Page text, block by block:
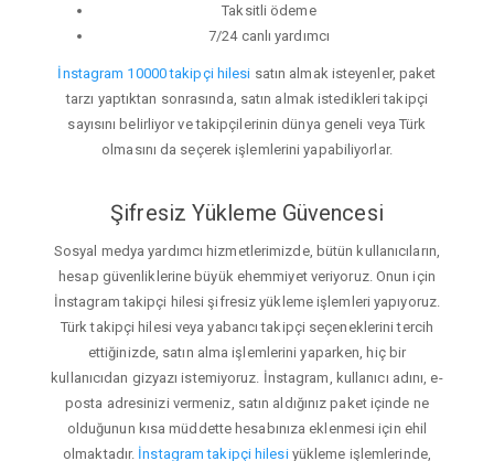
Taksitli ödeme
7/24 canlı yardımcı
İnstagram 10000 takipçi hilesi satın almak isteyenler, paket
tarzı yaptıktan sonrasında, satın almak istedikleri takipçi
sayısını belirliyor ve takipçilerinin dünya geneli veya Türk
olmasını da seçerek işlemlerini yapabiliyorlar.
Şifresiz Yükleme Güvencesi
Sosyal medya yardımcı hizmetlerimizde, bütün kullanıcıların,
hesap güvenliklerine büyük ehemmiyet veriyoruz. Onun için
İnstagram takipçi hilesi şifresiz yükleme işlemleri yapıyoruz.
Türk takipçi hilesi veya yabancı takipçi seçeneklerini tercih
ettiğinizde, satın alma işlemlerini yaparken, hiç bir
kullanıcıdan gizyazı istemiyoruz. İnstagram, kullanıcı adını, e-
posta adresinizi vermeniz, satın aldığınız paket içinde ne
olduğunun kısa müddette hesabınıza eklenmesi için ehil
olmaktadır. İnstagram takipçi hilesiyükleme işlemlerinde,